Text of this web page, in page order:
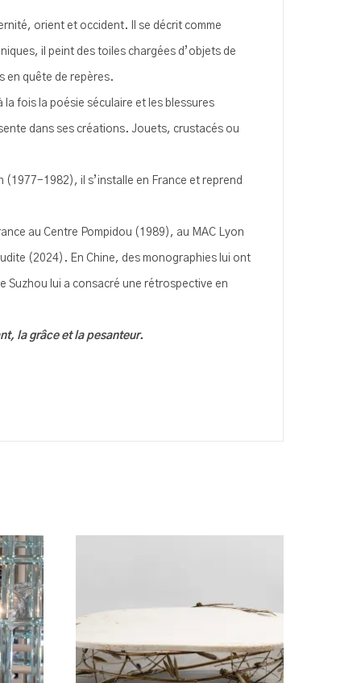
orient et occident. Il se décrit comme
il peint des toiles chargées d’objets de
en quête de repères.
fois la poésie séculaire et les blessures
dans ses créations. Jouets, crustacés ou
(1977-1982), il s’installe en France et reprend
au Centre Pompidou (1989), au MAC Lyon
(2024). En Chine, des monographies lui ont
Suzhou lui a consacré une rétrospective en
la grâce et la pesanteur.